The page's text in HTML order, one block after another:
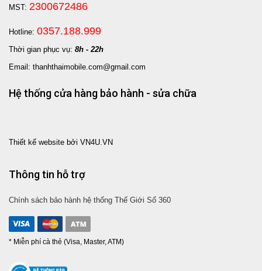
MST: 2300672486
Hotline: 0357.188.999
Thời gian phục vụ: 8h - 22h
Email: thanhthaimobile.com@gmail.com
Hệ thống cửa hàng bảo hành - sửa chữa
Thiết kế website bởi VN4U.VN
Thông tin hỗ trợ
Chính sách bảo hành hệ thống Thế Giới Số 360
* Miễn phí cà thẻ (Visa, Master, ATM)